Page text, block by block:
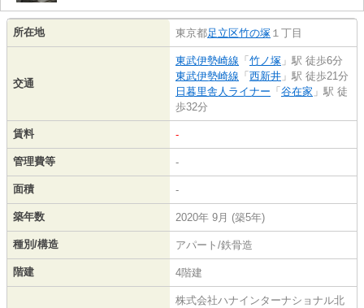
所在地 東京都足立区竹の塚 １丁目
交通
東武伊勢崎線 「竹ノ塚 」駅 徒歩6分
東武伊勢崎線 「西新井 」駅 徒歩21分
日暮里舎人ライナー 「谷在家 」駅 徒
歩32分
賃料 -
管理費等 -
面積 -
築年数 2020年 9月 (築5年)
種別/構造 アパート/鉄骨造
階建 4階建
株式会社ハナインターナショナル北